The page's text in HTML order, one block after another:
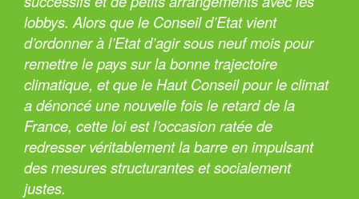
lobbys. Alors que le Conseil d’Etat vient
d’ordonner à l’Etat d’agir sous neuf mois pour
remettre le pays sur la bonne trajectoire
climatique, et que le Haut Conseil pour le climat
a dénoncé une nouvelle fois le retard de la
France, cette loi est l’occasion ratée de
redresser véritablement la barre en impulsant
des mesures structurantes et socialement
justes.